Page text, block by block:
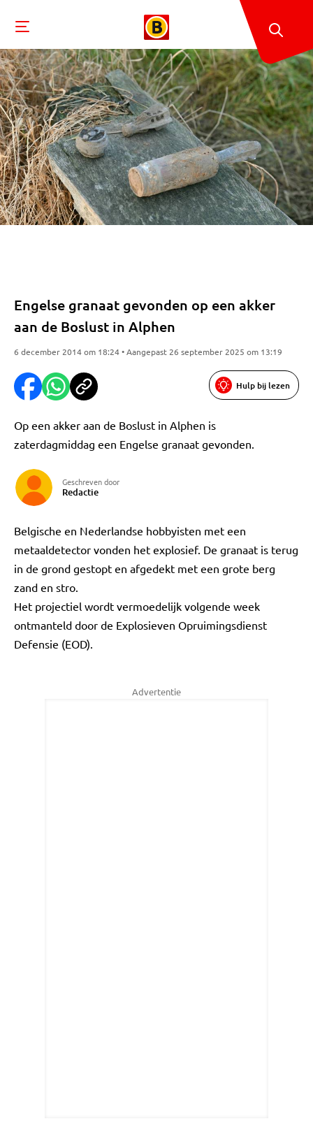
Engelse granaat gevonden op een akker
aan de Boslust in Alphen
6 december 2014 om 18:24 • Aangepast 26 september 2025 om 13:19
Hulp bij lezen
Op een akker aan de Boslust in Alphen is
zaterdagmiddag een Engelse granaat gevonden.
Geschreven door
Redactie
Belgische en Nederlandse hobbyisten met een
metaaldetector vonden het explosief. De granaat is terug
in de grond gestopt en afgedekt met een grote berg
zand en stro.
Het projectiel wordt vermoedelijk volgende week
ontmanteld door de Explosieven Opruimingsdienst
Defensie (EOD).
Advertentie